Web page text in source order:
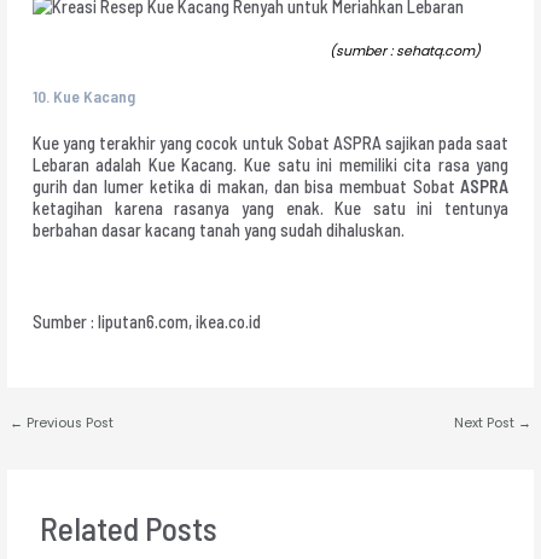
(sumber : sehatq.com)
10. Kue Kacang
Kue yang terakhir yang cocok untuk Sobat ASPRA sajikan pada saat
Lebaran adalah Kue Kacang. Kue satu ini memiliki cita rasa yang
gurih dan lumer ketika di makan, dan bisa membuat Sobat ASPRA
ketagihan karena rasanya yang enak. Kue satu ini tentunya
berbahan dasar kacang tanah yang sudah dihaluskan.
Sumber : liputan6.com, ikea.co.id
← Previous Post Next Post →
Related Posts